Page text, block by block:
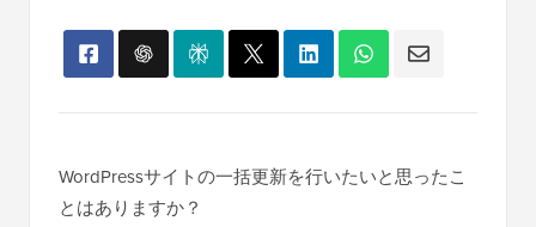
WordPressサイトの一括更新を行いたいと思ったこ
とはありますか？